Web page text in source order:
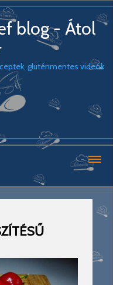
blog - Átol
gluténmentes videók